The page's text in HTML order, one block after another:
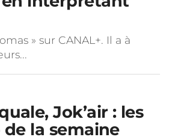
» sur CANAL+. Il a à
Jok’air : les
la semaine